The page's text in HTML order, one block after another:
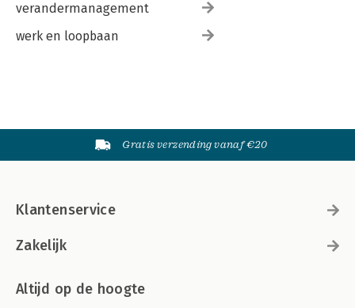
verandermanagement
werk en loopbaan
Gratis verzending vanaf €20
Klantenservice
Zakelijk
Altijd op de hoogte